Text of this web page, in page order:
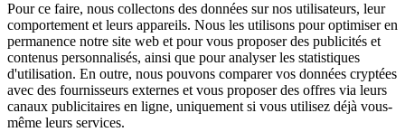
Pour ce faire, nous collectons des données sur nos utilisateurs, leur
comportement et leurs appareils. Nous les utilisons pour optimiser en
permanence notre site web et pour vous proposer des publicités et
contenus personnalisés, ainsi que pour analyser les statistiques
d'utilisation. En outre, nous pouvons comparer vos données cryptées
avec des fournisseurs externes et vous proposer des offres via leurs
canaux publicitaires en ligne, uniquement si vous utilisez déjà vous-
même leurs services.